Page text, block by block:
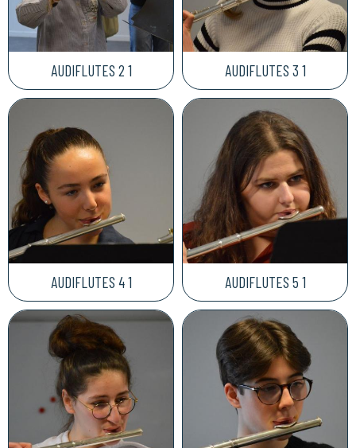
AUDIFLUTES 2 1 AUDIFLUTES 3 1
AUDIFLUTES 4 1 AUDIFLUTES 5 1